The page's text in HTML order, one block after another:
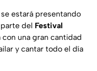
se estará presentando
del Festival
una gran cantidad
y cantar todo el día